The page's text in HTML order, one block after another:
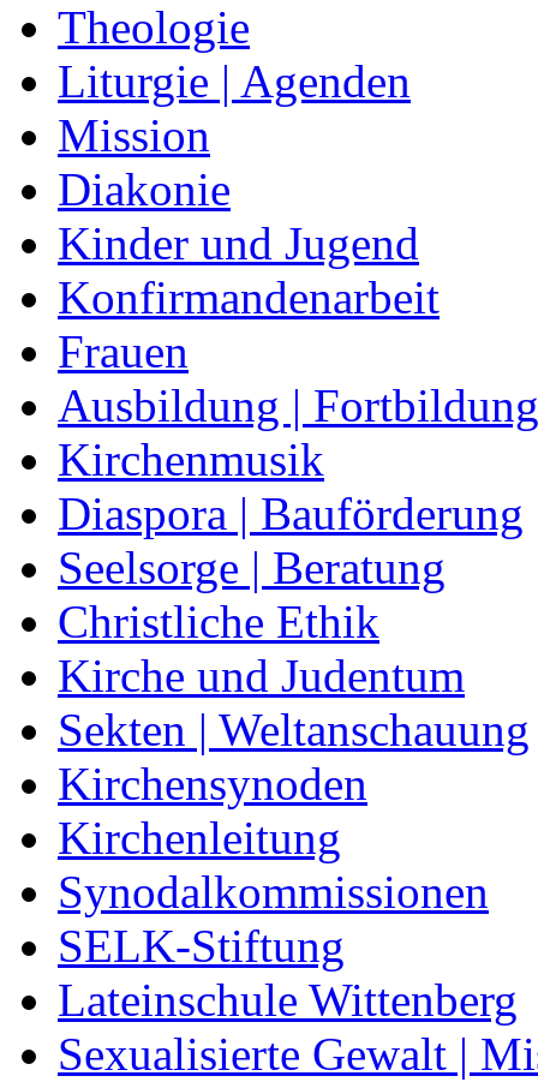
Theologie
Liturgie | Agenden
Mission
Diakonie
Kinder und Jugend
Konfirmandenarbeit
Frauen
Ausbildung | Fortbildung
Kirchenmusik
Diaspora | Bauförderung
Seelsorge | Beratung
Christliche Ethik
Kirche und Judentum
Sekten | Weltanschauung
Kirchensynoden
Kirchenleitung
Synodalkommissionen
SELK-Stiftung
Lateinschule Wittenberg
Sexualisierte Gewalt |